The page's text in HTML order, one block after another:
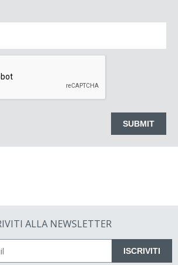
ALLA NEWSLETTER
ISCRIVITI